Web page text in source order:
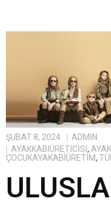
ŞUBAT 8, 2024
ADMIN
AYAKKABIÜRETICISI,
ÇOCUKAYAKABIÜRETIM,